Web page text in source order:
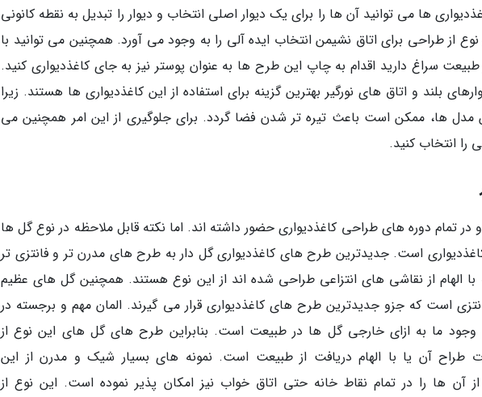
ها می توانید آن ها را برای یک دیوار اصلی انتخاب و دیوار را تبدیل به نقطه کانونی
نوع از طراحی برای اتاق نشیمن انتخاب ایده آلی را به وجود می آورد. همچنین می توانید با
سراغ دارید اقدام به چاپ این طرح ها به عنوان پوستر نیز به جای کاغذدیواری کنید.
بلند و اتاق های نورگیر بهترین گزینه برای استفاده از این کاغذدیواری ها هستند. زیرا
مدل ها، ممکن است باعث تیره تر شدن فضا گردد. برای جلوگیری از این امر همچنین می
را انتخاب کنید.
در تمام دوره های طراحی کاغذدیواری حضور داشته اند. اما نکته قابل ملاحظه در نوع گل ها
است. جدیدترین طرح های کاغذدیواری گل دار به طرح های مدرن تر و فانتزی تر
الهام از نقاشی های انتزاعی طراحی شده اند از این نوع هستند. همچنین گل های عظیم
است که جزو جدیدترین طرح های کاغذدیواری قرار می گیرند. المان مهم و برجسته در
وجود ما به ازای خارجی گل ها در طبیعت است. بنابراین طرح های گل های این نوع از
طراح آن یا با الهام دریافت از طبیعت است. نمونه های بسیار شیک و مدرن از این
از آن ها را در تمام نقاط خانه حتی اتاق خواب نیز امکان پذیر نموده است. این نوع از